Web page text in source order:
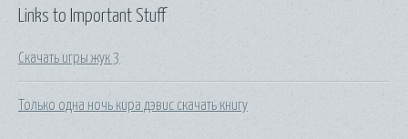
Links to Important Stuff
Скачать игры жук 3
Только одна ночь кира дэвис скачать книгу